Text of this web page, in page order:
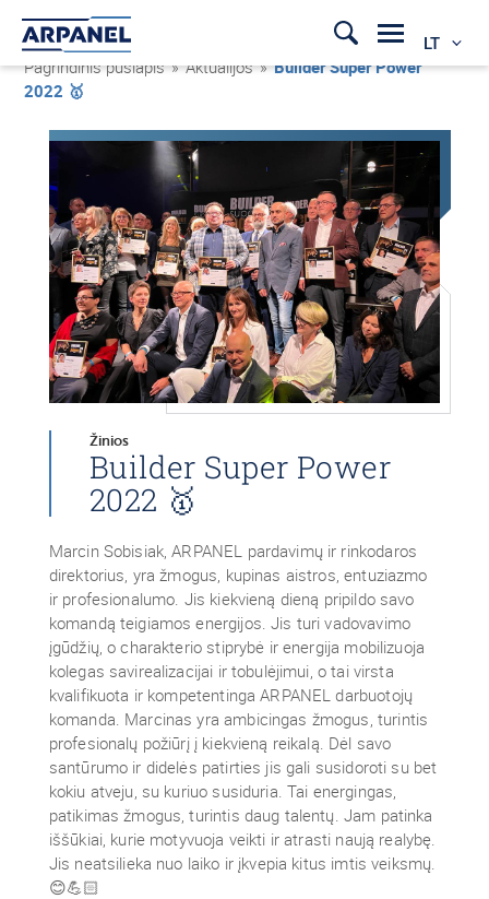
LT
Pagrindinis puslapis » Aktualijos »Builder Super Power
2022 🥇
Žinios
Builder Super Power
2022 🥇
Marcin Sobisiak, ARPANEL pardavimų ir rinkodaros
direktorius, yra žmogus, kupinas aistros, entuziazmo
ir profesionalumo. Jis kiekvieną dieną pripildo savo
komandą teigiamos energijos. Jis turi vadovavimo
įgūdžių, o charakterio stiprybė ir energija mobilizuoja
kolegas savirealizacijai ir tobulėjimui, o tai virsta
kvalifikuota ir kompetentinga ARPANEL darbuotojų
komanda. Marcinas yra ambicingas žmogus, turintis
profesionalų požiūrį į kiekvieną reikalą. Dėl savo
santūrumo ir didelės patirties jis gali susidoroti su bet
kokiu atveju, su kuriuo susiduria. Tai energingas,
patikimas žmogus, turintis daug talentų. Jam patinka
iššūkiai, kurie motyvuoja veikti ir atrasti naują realybę.
Jis neatsilieka nuo laiko ir įkvepia kitus imtis veiksmų.
😊💪🏻